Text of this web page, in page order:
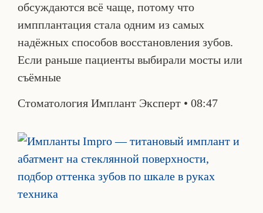
обсуждаются всё чаще, потому что
импплантация стала одним из самых
надёжных способов восстановления зубов.
Если раньше пациенты выбирали мосты или
съёмные
Стоматология Имплант Эксперт 08:47